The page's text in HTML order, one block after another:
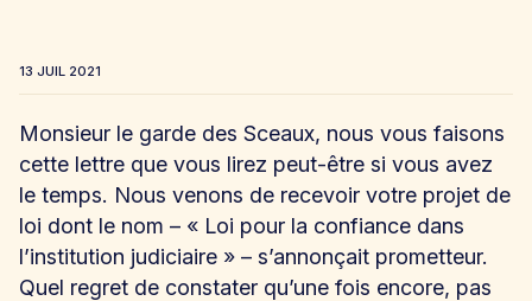
13 JUIL 2021
Monsieur le garde des Sceaux, nous vous faisons
cette lettre que vous lirez peut-être si vous avez
le temps. Nous venons de recevoir votre projet de
loi dont le nom – « Loi pour la confiance dans
l’institution judiciaire » – s’annonçait prometteur.
Quel regret de constater qu’une fois encore, pas